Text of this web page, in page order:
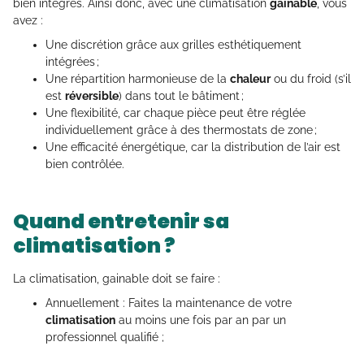
bien intégrés. Ainsi donc, avec une climatisation gainable, vous
avez :
Une discrétion grâce aux grilles esthétiquement
intégrées ;
Une répartition harmonieuse de la chaleurou du froid (s’il
est réversible) dans tout le bâtiment ;
Une flexibilité, car chaque pièce peut être réglée
individuellement grâce à des thermostats de zone ;
Une efficacité énergétique, car la distribution de l’air est
bien contrôlée.
Quand entretenir sa
climatisation ?
La climatisation, gainable doit se faire :
Annuellement : Faites la maintenance de votre
climatisation au moins une fois par an par un
professionnel qualifié ;